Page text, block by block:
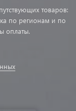
товаров:
по регионам и по
оплаты.